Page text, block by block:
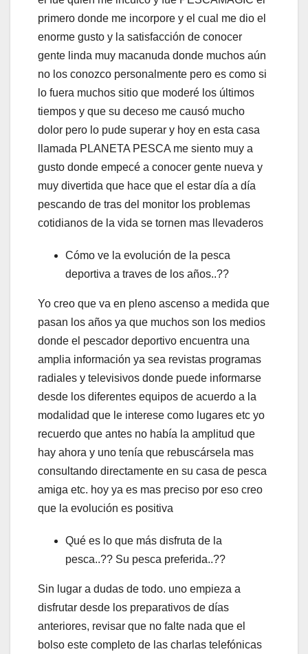
primero donde me incorpore y el cual me dio el
enorme gusto y la satisfacción de conocer
gente linda muy macanuda donde muchos aún
no los conozco personalmente pero es como si
lo fuera muchos sitio que moderé los últimos
tiempos y que su deceso me causó mucho
dolor pero lo pude superar y hoy en esta casa
llamada PLANETA PESCA me siento muy a
gusto donde empecé a conocer gente nueva y
muy divertida que hace que el estar día a día
pescando de tras del monitor los problemas
cotidianos de la vida se tornen mas llevaderos
Cómo ve la evolución de la pesca
deportiva a traves de los años..??
Yo creo que va en pleno ascenso a medida que
pasan los años ya que muchos son los medios
donde el pescador deportivo encuentra una
amplia información ya sea revistas programas
radiales y televisivos donde puede informarse
desde los diferentes equipos de acuerdo a la
modalidad que le interese como lugares etc yo
recuerdo que antes no había la amplitud que
hay ahora y uno tenía que rebuscársela mas
consultando directamente en su casa de pesca
amiga etc. hoy ya es mas preciso por eso creo
que la evolución es positiva
Qué es lo que más disfruta de la
pesca..?? Su pesca preferida..??
Sin lugar a dudas de todo. uno empieza a
disfrutar desde los preparativos de días
anteriores, revisar que no falte nada que el
bolso este completo de las charlas telefónicas